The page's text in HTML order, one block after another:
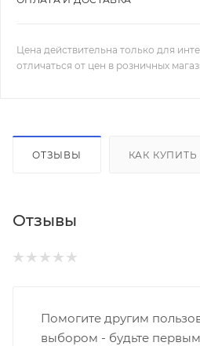
Цена действительна только для
отличаться от цен в розничных
ОТЗЫВЫ КАК КУПИТЬ
Отзывы
Помогите другим
выбором - будьте